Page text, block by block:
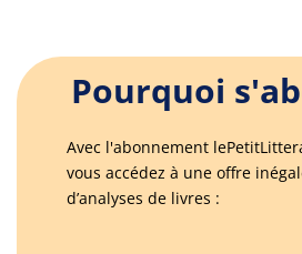
Pourquoi
Avec l'abonnement
vous accédez à une offre
d’analyses de livres :